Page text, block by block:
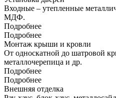
Входные – утепленные
МДФ.
Подробнее
Подробнее
Монтаж крыши и кровли
От односкатной до шатровой
металлочерепица и др.
Подробнее
Подробнее
Внешняя отделка